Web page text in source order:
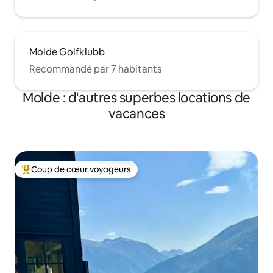
Molde Golfklubb
Recommandé par 7 habitants
Molde : d'autres superbes locations de
vacances
Coups de cœur voyageurs les plus appréciés
Coup de cœur voyageurs